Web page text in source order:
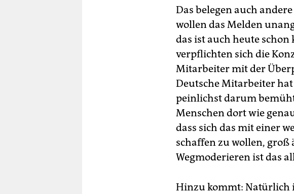
Das belegen auch
wollen das Melden
das ist auch heute
verpflichten sich die
Mitarbeiter mit der
Deutsche Mitarbeiter hat
peinlichst darum
Menschen dort wie
dass sich das mit einer
schaffen zu wollen,
Wegmoderieren ist das
Hinzu kommt: Natürlich